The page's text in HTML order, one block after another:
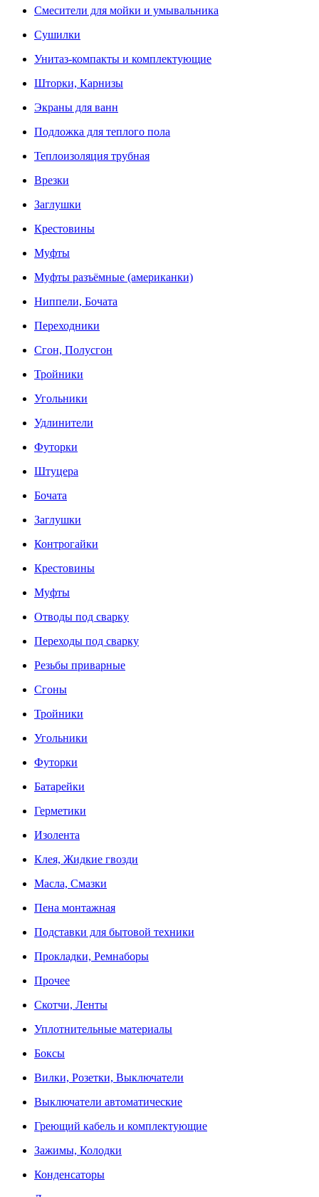
Смесители для мойки и умывальника
Сушилки
Унитаз-компакты и комплектующие
Шторки, Карнизы
Экраны для ванн
Подложка для теплого пола
Теплоизоляция трубная
Врезки
Заглушки
Крестовины
Муфты
Муфты разъёмные (американки)
Ниппели, Бочата
Переходники
Сгон, Полусгон
Тройники
Угольники
Удлинители
Футорки
Штуцера
Бочата
Заглушки
Контрогайки
Крестовины
Муфты
Отводы под сварку
Переходы под сварку
Резьбы приварные
Сгоны
Тройники
Угольники
Футорки
Батарейки
Герметики
Изолента
Клея, Жидкие гвозди
Масла, Смазки
Пена монтажная
Подставки для бытовой техники
Прокладки, Ремнаборы
Прочее
Скотчи, Ленты
Уплотнительные материалы
Боксы
Вилки, Розетки, Выключатели
Выключатели автоматические
Греющий кабель и комплектующие
Зажимы, Колодки
Конденсаторы